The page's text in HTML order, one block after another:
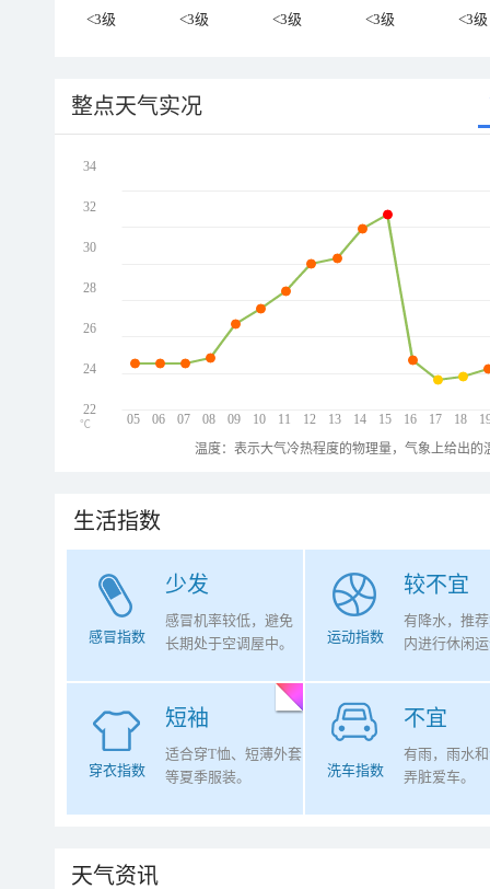
<3级
<3级 <3级 <3级 <3级
整点天气实况
05 06 07 08 09 10 11 12 13 14 15 16 17 18
34
32
30
28
26
24
22
℃
温度：表示大气冷热程度的物理量，气象上给出
生活指数
少发
感冒指数
感冒机率较低，避免
长期处于空调屋中。
较不宜
运动指数
有降水，推
内进行休闲
短袖
穿衣指数
适合穿T恤、短薄外套
等夏季服装。
不宜
洗车指数
有雨，雨水
弄脏爱车。
天气资讯